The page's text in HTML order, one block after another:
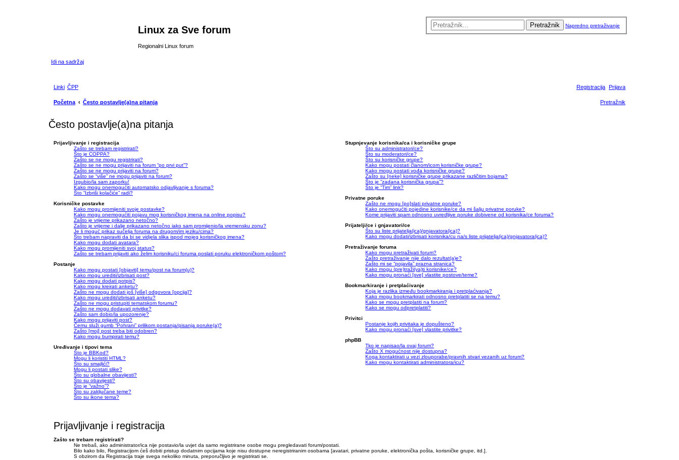
Linux za Sve forum
Regionalni Linux forum
Idi na sadržaj
Pretražnik Napredno pretraživanje
Linki ČPP Prijava
Registracija
Početna Često postavlje(a)na pitanja Pretražnik
Često postavlje(a)na pitanja
Prijavljivanje i registracija
Zašto se trebam registrirati?
Što je COPPA?
Zašto se ne mogu registrirati?
Zašto se ne mogu prijaviti na forum “po prvi put”?
Zašto se ne mogu prijaviti na forum?
Zašto se “više” ne mogu prijaviti na forum?
Izgubio/la sam zaporku!
Kako mogu onemogućiti automatsko odjavljivanje s foruma?
Što “Izbriši kolačiće” radi?
Korisničke postavke
Kako mogu promijeniti svoje postavke?
Kako mogu onemogućiti pojavu mog korisničkog imena na online popisu?
Zašto je vrijeme prikazano netočno?
Zašto je vrijeme i dalje prikazano netočno iako sam promijenio/la vremensku zonu?
Je li moguć prikaz sučelja foruma na drugom/im jeziku/cima?
Što trebam napraviti da bi se vidjela slika ispod mojeg korisničkog imena?
Kako mogu dodati avatara?
Kako mogu promijeniti svoj status?
Zašto se trebam prijaviti ako želim korisniku/ci foruma poslati poruku elektroničkom poštom?
Postanje
Kako mogu postati [objaviti] temu/post na forum(u)?
Kako mogu urediti/izbrisati post?
Kako mogu dodati potpis?
Kako mogu kreirati anketu?
Zašto ne mogu dodati još [više] odgovora [opcija]?
Kako mogu urediti/izbrisati anketu?
Zašto ne mogu pristupiti tematskom forumu?
Zašto ne mogu dodavati privitke?
Zašto sam dobio/la upozorenje?
Kako mogu prijaviti post?
Čemu služi gumb “Pohrani” prilikom postanja/pisanja poruke(a)?
Zašto [moj] post treba biti odobren?
Kako mogu bumpirati temu?
Uređivanje i tipovi tema
Što je BBKod?
Mogu li koristiti HTML?
Što su smajlići?
Mogu li postati slike?
Što su globalne obavijesti?
Što su obavijesti?
Što je “važno”?
Što su zaključane teme?
Što su ikone tema?
Stupnjevanje korisnika/ca i korisničke grupe
Što su administratori/ce?
Što su moderatori/ce?
Što su korisničke grupe?
Kako mogu postati članom/icom korisničke grupe?
Kako mogu postati vođa korisničke grupe?
Zašto su [neke] korisničke grupe prikazane različitim bojama?
Što je “zadana korisnička grupa”?
Što je “Tim” link?
Privatne poruke
Zašto ne mogu [po]slati privatne poruke?
Kako onemogućiti pojedine korisnike/ce da mi šalju privatne poruke?
Kome prijaviti spam odnosno uvredljive poruke dobivene od korisnika/ce foruma?
Prijatelji/ce i gnjavatori/ce
Što su liste prijatelja(ica)/gnjavatora(ica)?
Kako mogu dodati/izbrisati korisnika/cu na/s liste prijatelja(ica)/gnjavatora(ica)?
Pretraživanje foruma
Kako mogu pretraživati forum?
Zašto pretraživanje nije dalo rezultat(a)e?
Zašto mi se “pojavila” prazna stranica?
Kako mogu (pre)traži(va)ti korisnike/ce?
Kako mogu pronaći [sve] vlastite postove/teme?
Bookmarkiranje i pretplaćivanje
Koja je razlika između bookmarkiranja i pretplaćivanja?
Kako mogu bookmarkirati odnosno pretplatiti se na temu?
Kako se mogu pretplatiti na forum?
Kako se mogu odpretplatiti?
Privitci
Postanje kojih privitaka je dopušteno?
Kako mogu pronaći [sve] vlastite privitke?
phpBB
Tko je napisao/la ovaj forum?
Zašto X mogućnost nije dostupna?
Koga kontaktirati u vezi zlouporabe/pravnih stvari vezanih uz forum?
Kako mogu kontaktirati administratora/icu?
Prijavljivanje i registracija
Zašto se trebam registrirati?
Ne trebaš, ako administrator/ica nije postavio/la uvjet da samo registrirane osobe mogu pregledavati forum/postati.
Bilo kako bilo, Registracijom ćeš dobiti pristup dodatnim opcijama koje nisu dostupne neregistriranim osobama [avatari, privatne poruke, elektronička pošta, korisničke grupe, itd.].
S obzirom da Registracija traje svega nekoliko minuta, preporučljivo je registrirati se.